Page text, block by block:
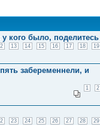
у кого было, поделитесь
13 14 15 16 17 18 19
забеременнели, и
1 2
23 24 25 26 27 28
29